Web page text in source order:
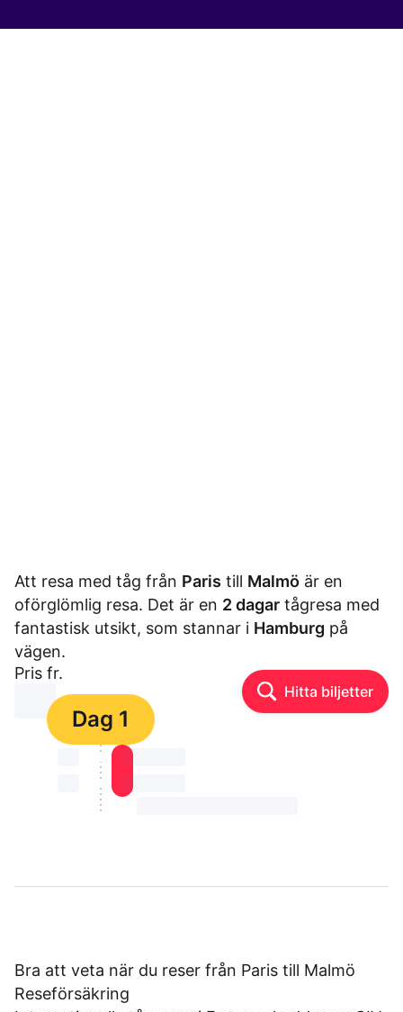
Att resa med tåg från Paris till Malmö är en
oförglömlig resa. Det är en 2 dagar tågresa med
fantastisk utsikt, som stannar i Hamburg på
vägen.
Pris fr.
⏳⏳ Hitta biljetter
Dag 1
⏳⏳ ⏳ ⏳⏳
⏳⏳ ⏳ ⏳⏳
Bra att veta när du reser från Paris till Malmö
Reseförsäkring